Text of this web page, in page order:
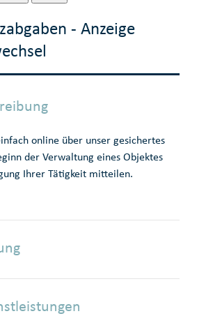
- Anzeige
online über unser gesichertes
der Verwaltung eines Objektes
Ihrer Tätigkeit mitteilen.